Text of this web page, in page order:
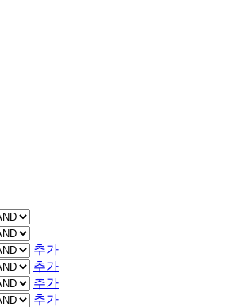
추가
추가
추가
추가